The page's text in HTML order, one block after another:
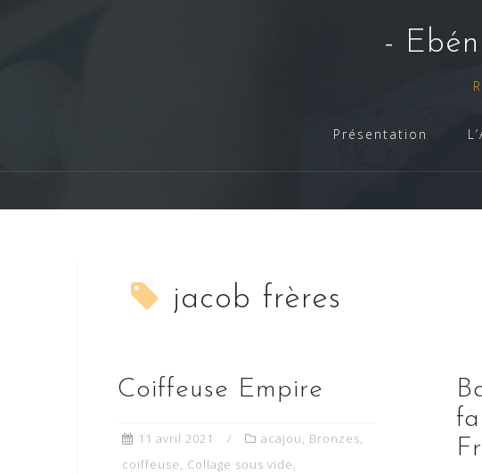
-
Présentation
jacob frères
Coiffeuse Empire
11 avril 2021 acajou, Bronzes,
coiffeuse, Collage sous vide,